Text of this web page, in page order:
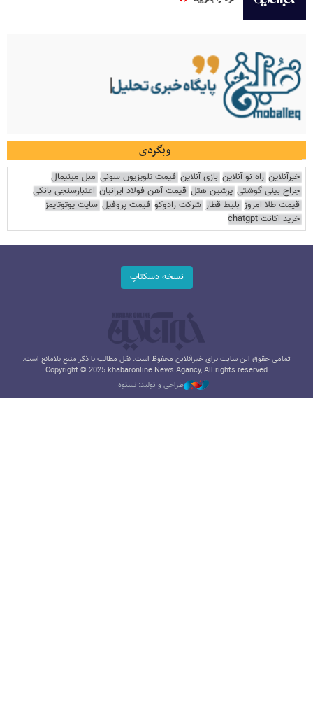
وبگردی
خبرآنلاین راه نو آنلاین بازی آنلاین قیمت تلویزیون سونی مبل مینیمال
جراح بینی گوشتی پرشین هتل قیمت آهن فولاد ایرانیان اعتبارسنجی بانکی
قیمت طلا امروز بلیط قطار شرکت رادوکو قیمت پروفیل سایت یوتوتایمز
خرید اکانت chatgpt
نسخه دسکتاپ
تمامی حقوق این سایت برای خبرآنلاین محفوظ است. نقل مطالب با ذکر منبع بلامانع است.
Copyright © 2025 khabaronline News Agancy, All rights reserved
طراحی و تولید: نستوه